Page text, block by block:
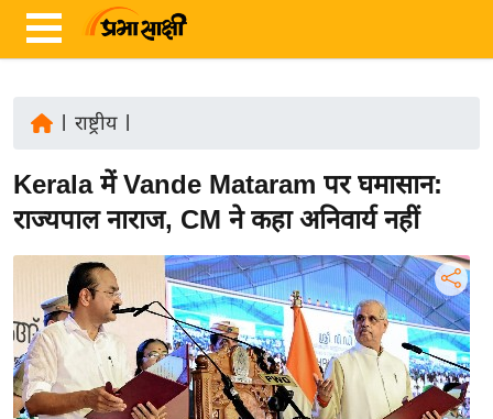
ज़ा
ख
रा
ष्ट्री
य
अं
राष्ट्रीय|
Kerala में Vande Mataram पर घमासान:
राज्यपाल नाराज, CM ने कहा अनिवार्य नहीं